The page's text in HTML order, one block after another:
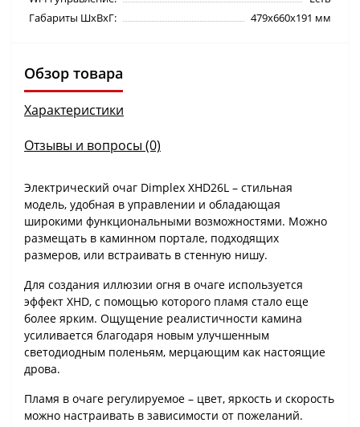
Габариты ШхВхГ:
479x660x191 мм
Обзор товара
Характеристики
Отзывы и вопросы (0)
Электрический очаг Dimplex XHD26L – стильная
модель, удобная в управлении и обладающая
широкими функциональными возможностями. Можно
размещать в каминном портале, подходящих
размеров, или встраивать в стенную нишу.
Для создания иллюзии огня в очаге используется
эффект XHD, с помощью которого пламя стало еще
более ярким. Ощущение реалистичности камина
усиливается благодаря новым улучшенным
светодиодным поленьям, мерцающим как настоящие
дрова.
Пламя в очаге регулируемое – цвет, яркость и скорость
можно настраивать в зависимости от пожеланий.